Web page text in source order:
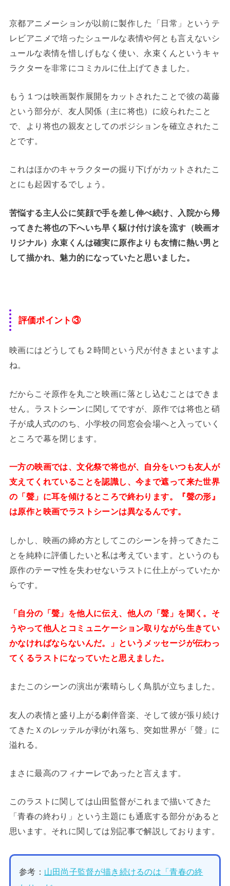
京都アニメーションが以前に製作した「日常」というテ
レビアニメで培ったシュールな表情や何とも言えないシ
ュールな表情を惜しげもなく使い、永束くんというキャ
ラクターを非常にコミカルに仕上げてきました。
もう１つは映画製作展開をカットされたことで彼の葛藤
という部分が、友人関係（主に将也）に絞られたこと
で、より将也の親友としてのポジションを確立されたこ
とです。
これはほかのキャラクターの掘り下げがカットされたこ
とにも起因するでしょう。
苦悩する主人公に笑顔で手を差し伸べ続け、入院から帰
ってきた将也の下へいち早く駆け付け涙を流す（映画オ
リジナル）永束くんは確実に原作よりも友情に熱い男と
して描かれ、魅力的になっていたと思いました。
評価ポイント③
映画にはどうしても２時間という尺が付きまといますよ
ね。
だからこそ原作を丸ごと映画に落とし込むことはできま
せん。ラストシーンに関してですが、原作では将也と硝
子が成人式ののち、小学校の同窓会会場へと入っていく
ところで幕を閉じます。
一方の映画では、文化祭で将也が、自分をいつも友人が
支えてくれていることを認識し、今まで遮って来た世界
の「聲」に耳を傾けるところで終わります。『聲の形』
は原作と映画でラストシーンは異なるんです。
しかし、映画の締め方としてこのシーンを持ってきたこ
とを純粋に評価したいと私は考えています。というのも
原作のテーマ性を失わせないラストに仕上がっていたか
らです。
「自分の「聲」を他人に伝え、他人の「聲」を聞く。そ
うやって他人とコミュニケーション取りながら生きてい
かなければならないんだ。」というメッセージが伝わっ
てくるラストになっていたと思えました。
またこのシーンの演出が素晴らしく鳥肌が立ちました。
友人の表情と盛り上がる劇伴音楽、そして彼が張り続け
てきたＸのレッテルが剥がれ落ち、突如世界が「聲」に
溢れる。
まさに最高のフィナーレであったと言えます。
このラストに関しては山田監督がこれまで描いてきた
「青春の終わり」という主題にも通底する部分があると
思います。それに関しては別記事で解説しております。
参考： 山田尚子監督が描き続けるのは「青春の終